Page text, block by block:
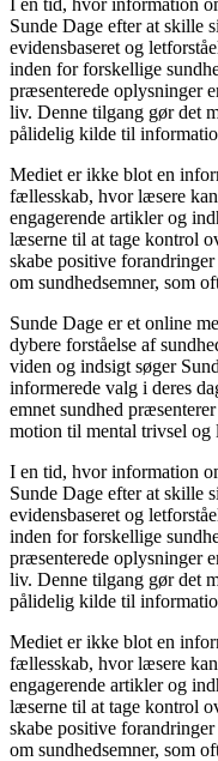
Sunde Dage efter at skille
evidensbaseret og
inden for forskellige
præsenterede oplysninger
liv. Denne tilgang gør det
pålidelig kilde til
Mediet er ikke blot en
fællesskab, hvor læsere
engagerende artikler og
læserne til at tage kontrol
skabe positive
om sundhedsemner, som
Sunde Dage er et online
dybere forståelse af
viden og indsigt søger
informerede valg i deres
emnet sundhed
motion til mental trivsel og
I en tid, hvor information
Sunde Dage efter at skille
evidensbaseret og
inden for forskellige
præsenterede oplysninger
liv. Denne tilgang gør det
pålidelig kilde til
Mediet er ikke blot en
fællesskab, hvor læsere
engagerende artikler og
læserne til at tage kontrol
skabe positive
om sundhedsemner, som